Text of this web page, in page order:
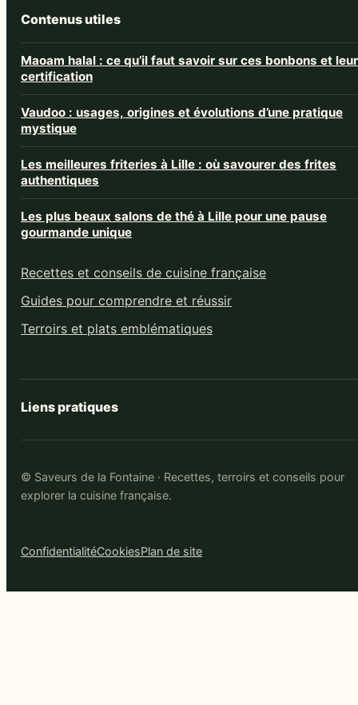
Contenus utiles
Maoam halal : ce qu’il faut savoir sur ces bonbons et leur
certification
Vaudoo : usages, origines et évolutions d’une pratique
mystique
Les meilleures friteries à Lille : où savourer des frites
authentiques
Les plus beaux salons de thé à Lille pour une pause
gourmande unique
Recettes et conseils de cuisine française
Guides pour comprendre et réussir
Terroirs et plats emblématiques
Liens pratiques
© Saveurs de la Fontaine · Recettes, terroirs et conseils pour
explorer la cuisine française.
ConfidentialitéCookiesPlan de site